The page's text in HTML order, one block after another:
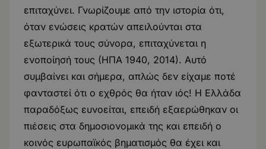
επιταχύνει. Γνωρίζουμε από την ιστορία ότι,
όταν ενώσεις κρατών απειλούνται στα
εξωτερικά τους σύνορα, επιταχύνεται η
ενοποίησή τους (ΗΠΑ 1940, 2014). Αυτό
συμβαίνει και σήμερα, απλώς δεν είχαμε ποτέ
φανταστεί ότι ο εχθρός θα ήταν ιός! Η Ελλάδα
παραδόξως ευνοείται, επειδή εξαερώθηκαν οι
πιέσεις στα δημοσιονομικά της και επειδή ο
κοινός ευρωπαϊκός βηματισμός θα έχει και